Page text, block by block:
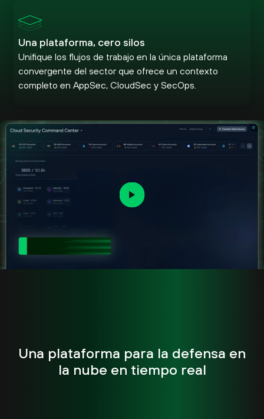
Una plataforma, cero silos
Unifique los flujos de trabajo en la única plataforma
convergente del sector que ofrece un contexto
completo en AppSec, CloudSec y SecOps.
Una plataforma para la defensa en
la nube en tiempo real